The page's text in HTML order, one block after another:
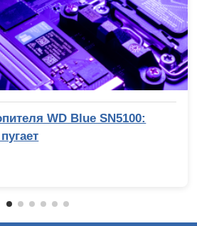
WD Blue SN5100: